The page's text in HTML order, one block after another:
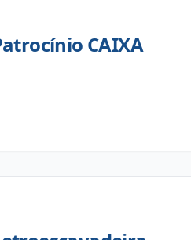
CAIXA